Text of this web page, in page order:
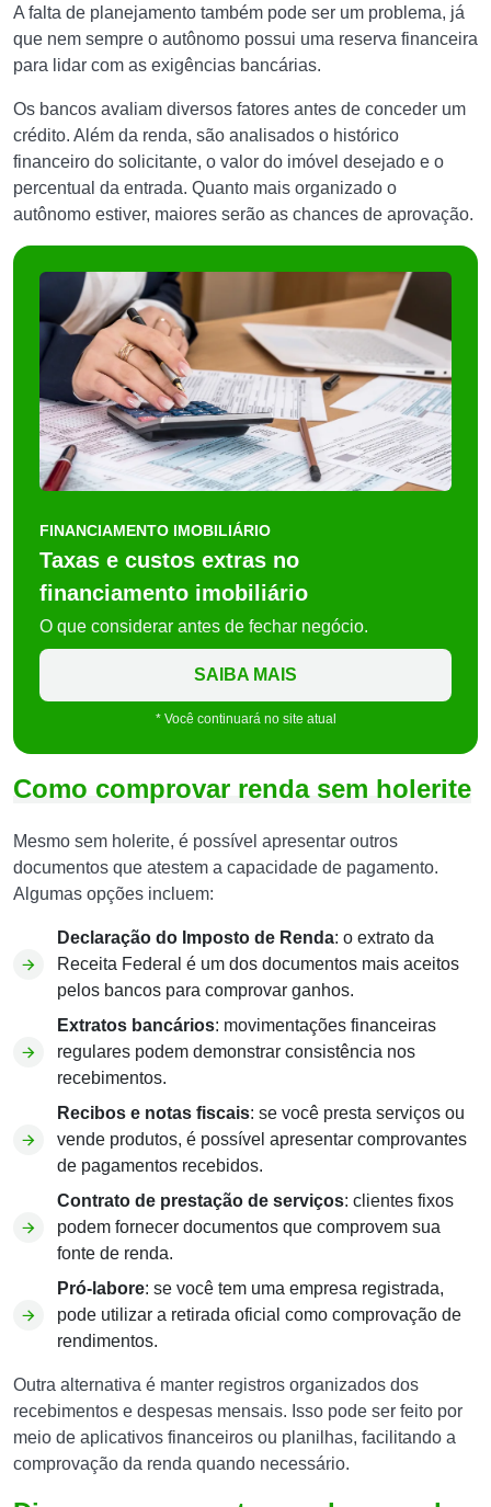
A falta de planejamento também pode ser um problema, já
que nem sempre o autônomo possui uma reserva financeira
para lidar com as exigências bancárias.
Os bancos avaliam diversos fatores antes de conceder um
crédito. Além da renda, são analisados o histórico
financeiro do solicitante, o valor do imóvel desejado e o
percentual da entrada. Quanto mais organizado o
autônomo estiver, maiores serão as chances de aprovação.
FINANCIAMENTO IMOBILIÁRIO
Taxas e custos extras no
financiamento imobiliário
O que considerar antes de fechar negócio.
SAIBA MAIS
* Você continuará no site atual
Como comprovar renda sem holerite
Mesmo sem holerite, é possível apresentar outros
documentos que atestem a capacidade de pagamento.
Algumas opções incluem:
Declaração do Imposto de Renda: o extrato da
Receita Federal é um dos documentos mais aceitos
pelos bancos para comprovar ganhos.
Extratos bancários: movimentações financeiras
regulares podem demonstrar consistência nos
recebimentos.
Recibos e notas fiscais: se você presta serviços ou
vende produtos, é possível apresentar comprovantes
de pagamentos recebidos.
Contrato de prestação de serviços: clientes fixos
podem fornecer documentos que comprovem sua
fonte de renda.
Pró-labore: se você tem uma empresa registrada,
pode utilizar a retirada oficial como comprovação de
rendimentos.
Outra alternativa é manter registros organizados dos
recebimentos e despesas mensais. Isso pode ser feito por
meio de aplicativos financeiros ou planilhas, facilitando a
comprovação da renda quando necessário.